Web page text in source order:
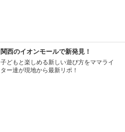
関西のイオンモールで新発見！
子どもと楽しめる新しい遊び方をママライ
ター達が現地から最新リポ！